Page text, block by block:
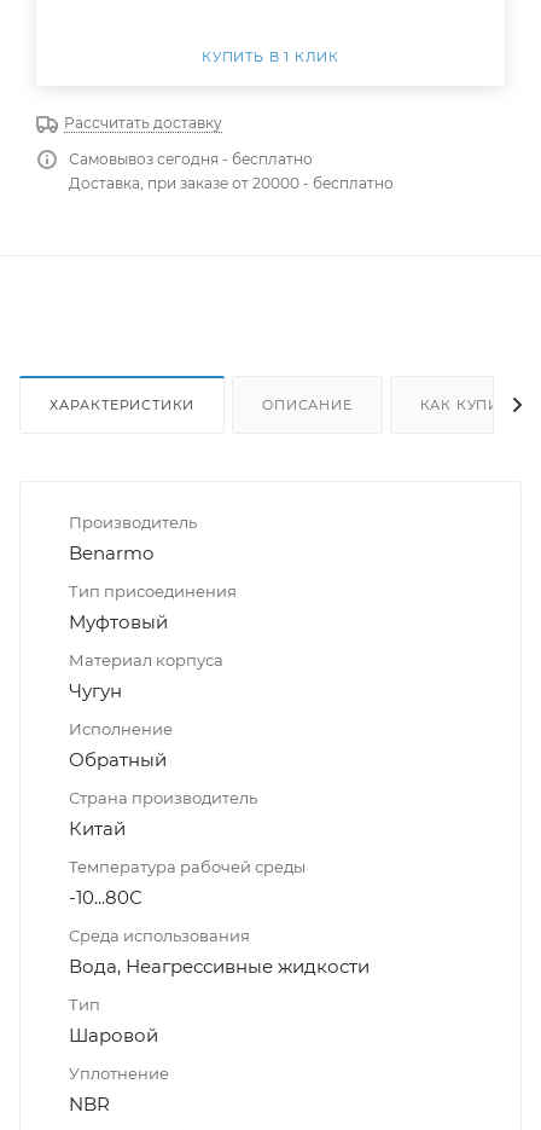
КУПИТЬ В 1 КЛИК
Рассчитать доставку
Самовывоз сегодня - бесплатно
Доставка, при заказе от 20000 - бесплатно
ХАРАКТЕРИСТИКИ ОПИСАНИЕ КАК КУПИТЬ
Производитель
Benarmo
Тип присоединения
Муфтовый
Материал корпуса
Чугун
Исполнение
Обратный
Страна производитель
Китай
Температура рабочей среды
-10...80С
Среда использования
Вода, Неагрессивные жидкости
Тип
Шаровой
Уплотнение
NBR